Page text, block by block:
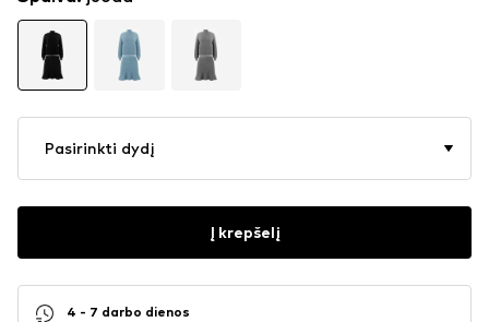
Pasirinkti dydį
Į krepšelį
4 - 7 darbo dienos